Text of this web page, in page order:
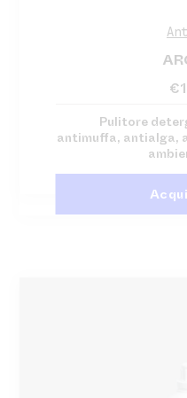
€
Pulitore
antimuffa, antialga,